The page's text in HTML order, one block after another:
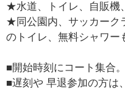
★水道、トイレ、自販機
★同公園内、サッカーク
のトイレ、無料シャワー
■開始時刻にコート集合。
■遅刻や 早退参加の方は